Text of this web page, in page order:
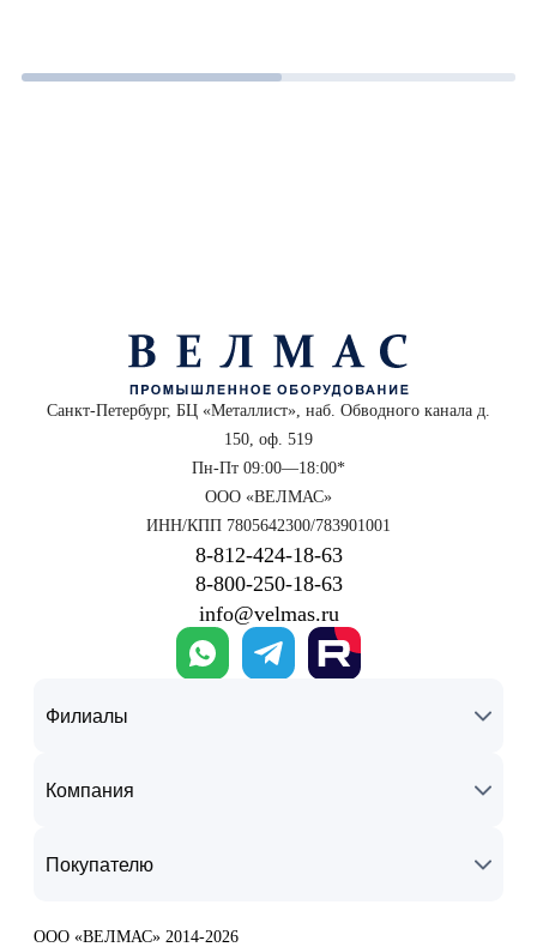
Санкт-Петербург, БЦ «Металлист», наб. Обводного канала д.
150, оф. 519
Пн-Пт 09:00—18:00*
ООО «ВЕЛМАС»
ИНН/КПП 7805642300/783901001
8‑812‑424‑18‑63
8‑800‑250‑18‑63
info@velmas.ru
Филиалы
Компания
Покупателю
ООО «ВЕЛМАС» 2014-2026